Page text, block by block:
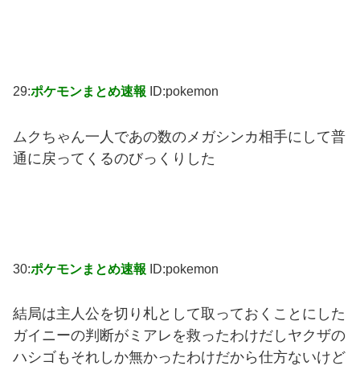
29:ポケモンまとめ速報 ID:pokemon
ムクちゃん一人であの数のメガシンカ相手にして普
通に戻ってくるのびっくりした
30:ポケモンまとめ速報 ID:pokemon
結局は主人公を切り札として取っておくことにした
ガイニーの判断がミアレを救ったわけだしヤクザの
ハシゴもそれしか無かったわけだから仕方ないけど